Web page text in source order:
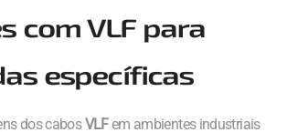
com VLF para
específicas
dos cabosVLFem ambientes industriais